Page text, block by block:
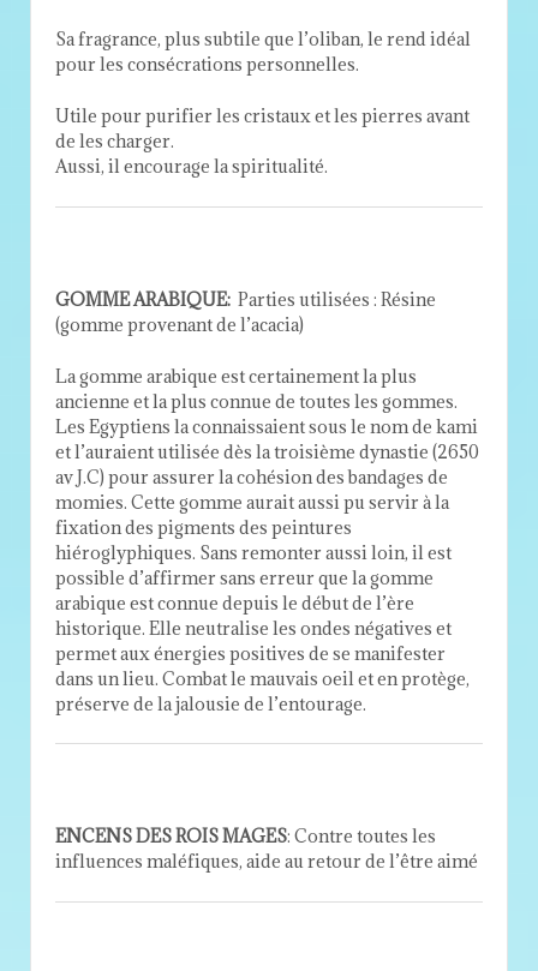
Sa fragrance, plus subtile que l’oliban, le rend idéal
pour les consécrations personnelles.
Utile pour purifier les cristaux et les pierres avant
de les charger.
Aussi, il encourage la spiritualité.
GOMME ARABIQUE: Parties utilisées : Résine
(gomme provenant de l’acacia)
La gomme arabique est certainement la plus
ancienne et la plus connue de toutes les gommes.
Les Egyptiens la connaissaient sous le nom de kami
et l’auraient utilisée dès la troisième dynastie (2650
av J.C) pour assurer la cohésion des bandages de
momies. Cette gomme aurait aussi pu servir à la
fixation des pigments des peintures
hiéroglyphiques. Sans remonter aussi loin, il est
possible d’affirmer sans erreur que la gomme
arabique est connue depuis le début de l’ère
historique. Elle neutralise les ondes négatives et
permet aux énergies positives de se manifester
dans un lieu. Combat le mauvais oeil et en protège,
préserve de la jalousie de l’entourage.
ENCENS DES ROIS MAGES: Contre toutes les
influences maléfiques, aide au retour de l’être aimé